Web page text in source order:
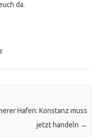
da.
Hafen: Konstanz muss
jetzt handeln →